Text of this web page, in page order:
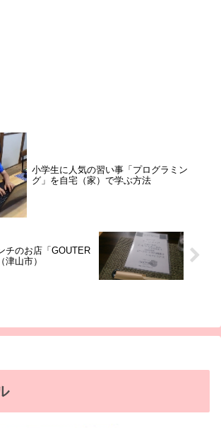
小学生に人気の習い事「プログラミン
グ」を自宅（家）で学ぶ方法
チのお店「GOUTER
山市）